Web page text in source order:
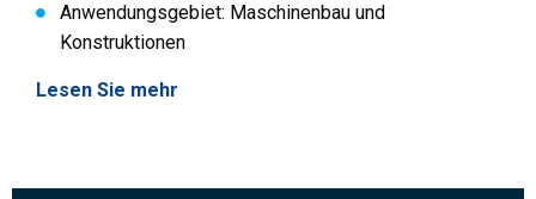
Anwendungsgebiet: Maschinenbau und
Konstruktionen
Lesen Sie mehr